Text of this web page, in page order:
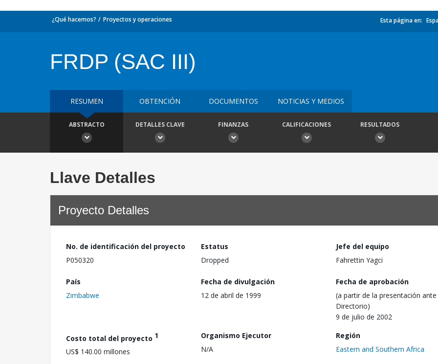
¿Qué hacemos? Proyectos y operaciones Esta página en:
FRDP (SAC III)
RESUMEN OBTENCIÓN DOCUMENTOS NOTICIAS Y MEDIOS
ABSTRACTO DETALLES CLAVE FINANZAS CALIFICACIONES RESULTADOS
Llave Detalles
Proyecto Detalles
No. de identificación del proyecto
P050320
Estatus
Dropped
Jefe del equipo
Fahrettin Yagci
País
Zimbabwe
Fecha de divulgación
12 de abril de 1999
Fecha de aprobación
(a partir de la presentación ante
Directorio)
9 de julio de 2002
Costo total del proyecto 1
US$ 140.00 millones
Organismo Ejecutor
N/A
Región
Eastern and Southern Africa